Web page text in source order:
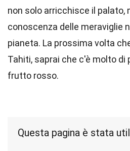
non solo arricchisce il palato,
conoscenza delle meraviglie
pianeta. La prossima volta
Tahiti, saprai che c'è molto di
frutto rosso.
Questa pagina è stata